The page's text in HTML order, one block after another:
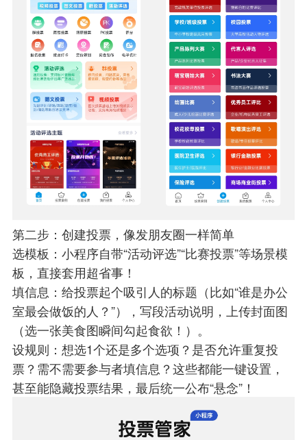
第二步：创建投票，像发朋友圈一样简单
选模板：小程序自带“活动评选”“比赛投票”等场景模
板，直接套用超省事！
填信息：给投票起个吸引人的标题（比如“谁是办公
室最会做饭的人？”），写段活动说明，上传封面图
（选一张美食图瞬间勾起食欲！）。
设规则：想选1个还是多个选项？是否允许重复投
票？需不需要参与者填信息？这些都能一键设置，
甚至能隐藏投票结果，最后统一公布“悬念”！